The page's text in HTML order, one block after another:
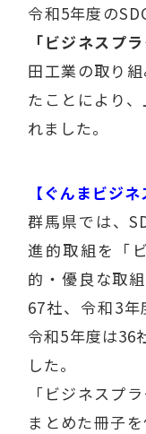
令和5年度の
「ビジネスプ
田工業の取り
たことにより
れました。
【ぐんまビジ
群馬県では、
進的取組を「
的・優良な取
67社、令和3年
令和5年度は36
した。
「ビジネスプ
まとめた冊子